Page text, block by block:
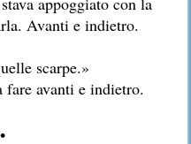
Avanti e indietro.
scarpe.»
avanti e indietro.